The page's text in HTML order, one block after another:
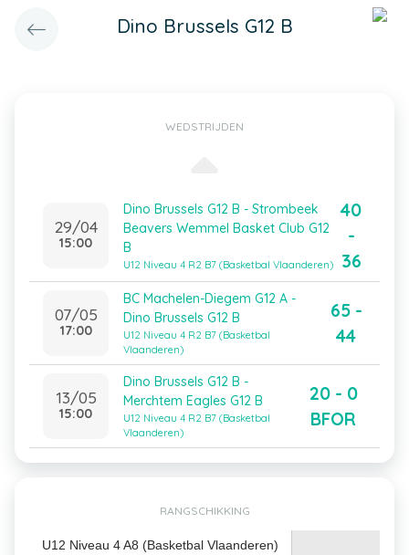
Dino Brussels G12 B
WEDSTRIJDEN
29/04
15:00
Dino Brussels G12 B - Strombeek
Beavers Wemmel Basket Club G12
B
U12 Niveau 4 R2 B7 (Basketbal Vlaanderen)
40
-
36
07/05
17:00
BC Machelen-Diegem G12 A -
Dino Brussels G12 B
U12 Niveau 4 R2 B7 (Basketbal
Vlaanderen)
65 -
44
13/05
15:00
Dino Brussels G12 B -
Merchtem Eagles G12 B
U12 Niveau 4 R2 B7 (Basketbal
Vlaanderen)
20 - 0
BFOR
RANGSCHIKKING
U12 Niveau 4 A8 (Basketbal Vlaanderen)